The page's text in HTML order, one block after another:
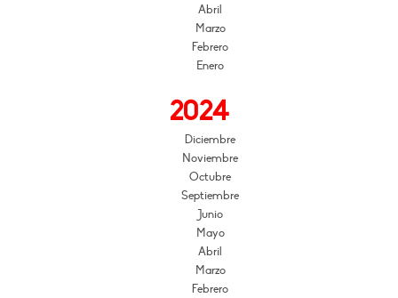
Abril
Marzo
Febrero
Enero
2024
Diciembre
Noviembre
Octubre
Septiembre
Junio
Mayo
Abril
Marzo
Febrero